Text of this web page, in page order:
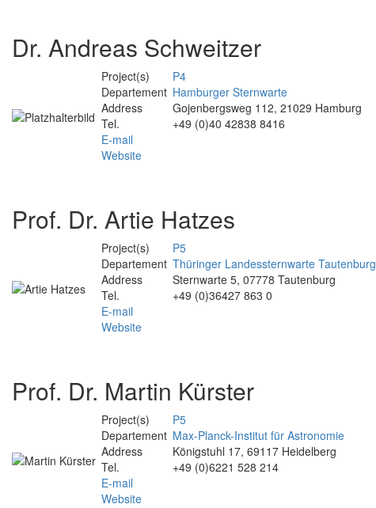
Dr. Andreas Schweitzer
Project(s)
P4
Departement Hamburger Sternwarte
Address
Gojenbergsweg 112, 21029 Hamburg
Tel.
+49 (0)40 42838 8416
E-mail
Website
Prof. Dr. Artie Hatzes
Project(s)
P5
Departement Thüringer Landessternwarte Tautenburg
Address
Sternwarte 5, 07778 Tautenburg
Tel.
+49 (0)36427 863 0
E-mail
Website
Prof. Dr. Martin Kürster
Project(s)
P5
Departement Max-Planck-Institut für Astronomie
Address
Königstuhl 17, 69117 Heidelberg
Tel.
+49 (0)6221 528 214
E-mail
Website